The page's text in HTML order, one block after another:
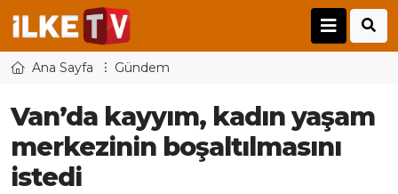
Ana Sayfa Gündem
Van’da kayyım, kadın yaşam
merkezinin boşaltılmasını
istedi